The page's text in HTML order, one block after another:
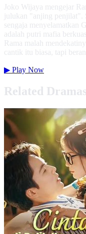
Joko Wijaya mengejar
julukan "anjing penjilat".
sengaja menyelamatkan
adalah putri mafia
Rama malah
cantik itu biasa, tapi
▶ Play Now
Related Dramas